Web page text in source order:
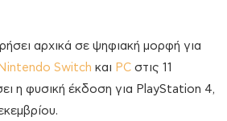
αρχικά σε ψηφιακή μορφή για
Nintendo Switch και PC στις 11
η φυσική έκδοση για PlayStation 4,